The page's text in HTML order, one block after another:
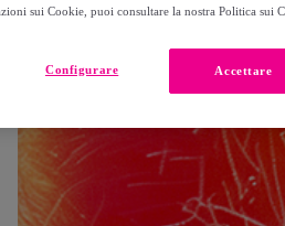
sui Cookie, puoi consultare la nostra Politica sui
Accettare
Configurare